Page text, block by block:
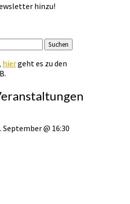
hinzu!
Suchen
hiergeht es zu den
September @ 16:30